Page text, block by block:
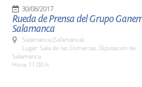
30/08/2017
Rueda de Prensa del Grupo
Salamanca
Salamanca (Salamanca)
Lugar: Sala de las Comarcas. Diputación de
Salamanca
Hora: 11:00 h.